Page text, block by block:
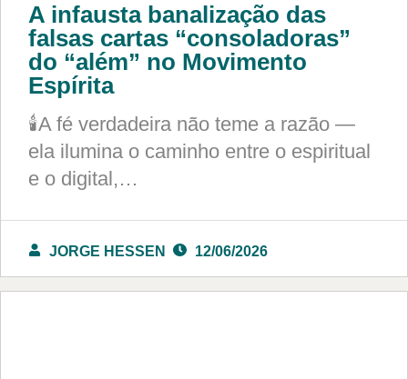
A infausta banalização das
falsas cartas “consoladoras”
do “além” no Movimento
Espírita
🕯️A fé verdadeira não teme a razão —
ela ilumina o caminho entre o espiritual
e o digital,…
JORGE HESSEN 12/06/2026